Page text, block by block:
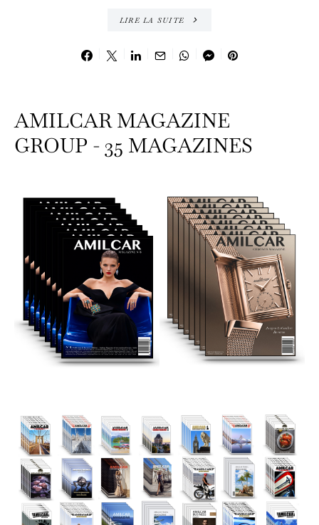
LIRE LA SUITE
AMILCAR MAGAZINE
GROUP - 35 MAGAZINES